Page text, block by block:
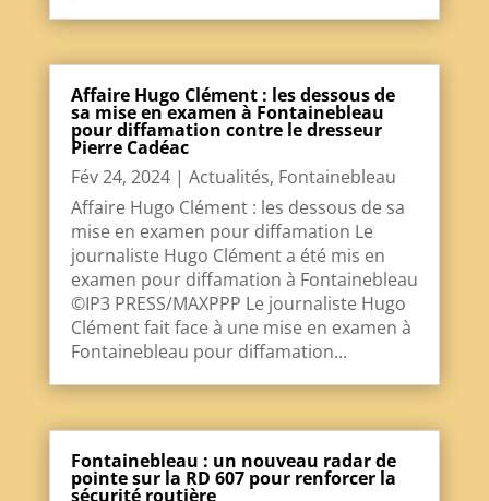
Affaire Hugo Clément : les dessous de
sa mise en examen à Fontainebleau
pour diffamation contre le dresseur
Pierre Cadéac
Fév 24, 2024| Actualités, Fontainebleau
Affaire Hugo Clément : les dessous de sa
mise en examen pour diffamation Le
journaliste Hugo Clément a été mis en
examen pour diffamation à Fontainebleau
©IP3 PRESS/MAXPPP Le journaliste Hugo
Clément fait face à une mise en examen à
Fontainebleau pour diffamation...
Fontainebleau : un nouveau radar de
pointe sur la RD 607 pour renforcer la
sécurité routière